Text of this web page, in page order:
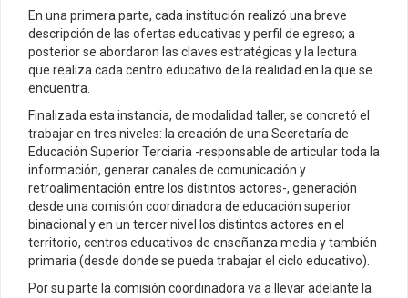
En una primera parte, cada institución realizó una breve
descripción de las ofertas educativas y perfil de egreso; a
posterior se abordaron las claves estratégicas y la lectura
que realiza cada centro educativo de la realidad en la que se
encuentra.
Finalizada esta instancia, de modalidad taller, se concretó el
trabajar en tres niveles: la creación de una Secretaría de
Educación Superior Terciaria -responsable de articular toda la
información, generar canales de comunicación y
retroalimentación entre los distintos actores-, generación
desde una comisión coordinadora de educación superior
binacional y en un tercer nivel los distintos actores en el
territorio, centros educativos de enseñanza media y también
primaria (desde donde se pueda trabajar el ciclo educativo).
Por su parte la comisión coordinadora va a llevar adelante la